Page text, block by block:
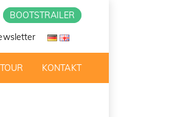
BOOTSTRAILER
KONTAKT